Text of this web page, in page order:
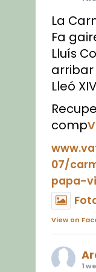
La
Fa
Lluís
arribar
Lleó
comp
07/
papa-
View on
1